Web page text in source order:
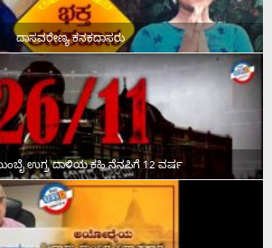
ದಾಸವರೇಣ್ಯ ಕನಕದಾಸರು
ಉಗ್ರ ದಾಳಿಯ ಕಹಿ ನೆನಪಿಗೆ 12 ವರ್ಷ